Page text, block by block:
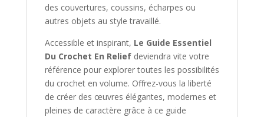
des couvertures, coussins, écharpes ou
autres objets au style travaillé.
Accessible et inspirant, Le Guide Essentiel
Du Crochet En Reliefdeviendra vite votre
référence pour explorer toutes les possibilités
du crochet en volume. Offrez-vous la liberté
de créer des œuvres élégantes, modernes et
pleines de caractère grâce à ce guide